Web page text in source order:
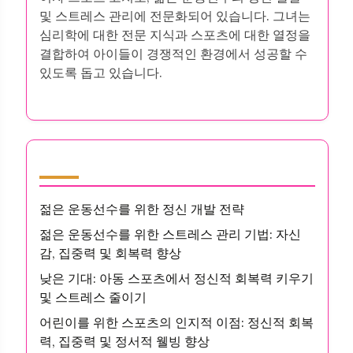
및 스트레스 관리에 전문화되어 있습니다. 그녀는
심리학에 대한 전문 지식과 스포츠에 대한 열정을
결합하여 아이들이 경쟁적인 환경에서 성공할 수
있도록 돕고 있습니다.
젊은 운동선수를 위한 정신 개발 전략
젊은 운동선수를 위한 스트레스 관리 기법: 자신
감, 집중력 및 회복력 향상
낮은 기대: 아동 스포츠에서 정신적 회복력 키우기
및 스트레스 줄이기
어린이를 위한 스포츠의 인지적 이점: 정신적 회복
력, 집중력 및 정서적 웰빙 향상